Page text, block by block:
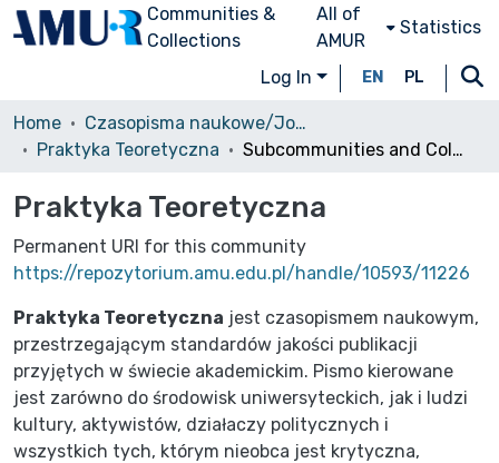
Communities &
Collections
All of
AMUR
Statistics
Log In EN PL
Home
Czasopisma naukowe/Journals
Praktyka Teoretyczna
Subcommunities and Collections
Praktyka Teoretyczna
Permanent URI for this community
https://repozytorium.amu.edu.pl/handle/10593/11226
Praktyka Teoretyczna jest czasopismem naukowym,
przestrzegającym standardów jakości publikacji
przyjętych w świecie akademickim. Pismo kierowane
jest zarówno do środowisk uniwersyteckich, jak i ludzi
kultury, aktywistów, działaczy politycznych i
wszystkich tych, którym nieobca jest krytyczna,